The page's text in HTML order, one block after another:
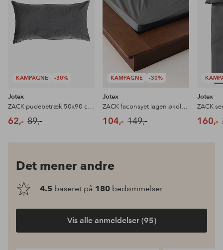
KAMPAGNE -30%
Jotex
ZACK pudebetræk 50x90 cm økologisk
62,- 89,-
KAMPAGNE -30%
Jotex
ZACK faconsyet lagen økologisk
104,- 149,-
Jotex
160,-
Det mener andre
4.5 baseret på 180 bedømmelser
Vis alle anmeldelser (95)